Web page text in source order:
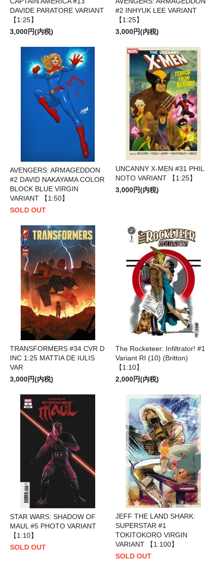
DAVIDE PARATORE VARIANT
【1:25】
3,000円(内税)
#2 INHYUK LEE VARIANT
【1:25】
3,000円(内税)
AVENGERS: ARMAGEDDON
#2 DAVID NAKAYAMA COLOR
BLOCK BLUE VIRGIN
VARIANT 【1:50】
SOLD OUT
UNCANNY X-MEN #31 PHIL
NOTO VARIANT 【1:25】
3,000円(内税)
TRANSFORMERS #34 CVR D
INC 1:25 MATTIA DE IULIS
VAR
3,000円(内税)
The Rocketeer: Infiltrator! #1
Variant RI (10) (Britton)
【1:10】
2,000円(内税)
STAR WARS: SHADOW OF
MAUL #5 PHOTO VARIANT
【1:10】
SOLD OUT
JEFF THE LAND SHARK:
SUPERSTAR #1
TOKITOKORO VIRGIN
VARIANT 【1:100】
SOLD OUT